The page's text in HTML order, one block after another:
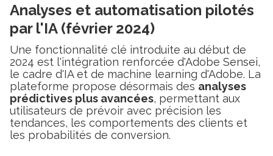
Analyses et automatisation pilotés
par l'IA (février 2024)
Une fonctionnalité clé introduite au début de
2024 est l'intégration renforcée d'Adobe Sensei,
le cadre d'IA et de machine learning d'Adobe. La
plateforme propose désormais des analyses
prédictives plus avancées, permettant aux
utilisateurs de prévoir avec précision les
tendances, les comportements des clients et
les probabilités de conversion.